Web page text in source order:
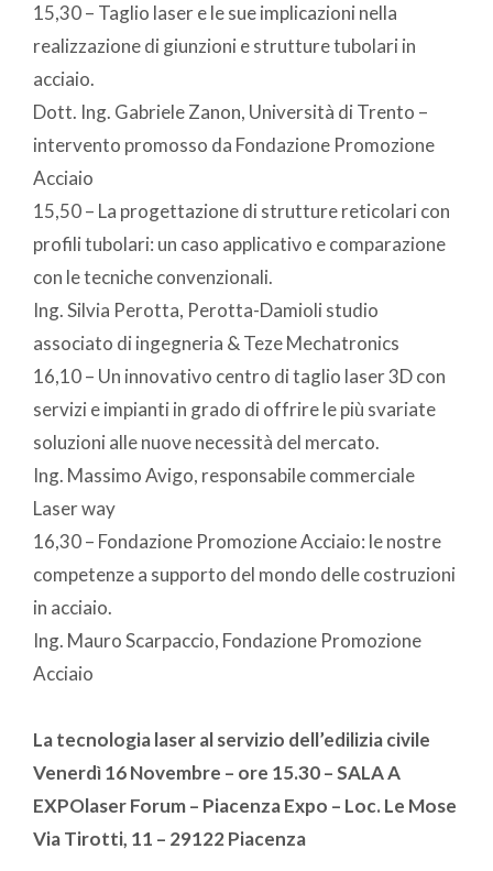
15,30 – Taglio laser e le sue implicazioni nella
realizzazione di giunzioni e strutture tubolari in
acciaio.
Dott. Ing. Gabriele Zanon, Università di Trento –
intervento promosso da Fondazione Promozione
Acciaio
15,50 – La progettazione di strutture reticolari con
profili tubolari: un caso applicativo e comparazione
con le tecniche convenzionali.
Ing. Silvia Perotta, Perotta-Damioli studio
associato di ingegneria & Teze Mechatronics
16,10 – Un innovativo centro di taglio laser 3D con
servizi e impianti in grado di offrire le più svariate
soluzioni alle nuove necessità del mercato.
Ing. Massimo Avigo, responsabile commerciale
Laser way
16,30 – Fondazione Promozione Acciaio: le nostre
competenze a supporto del mondo delle costruzioni
in acciaio.
Ing. Mauro Scarpaccio, Fondazione Promozione
Acciaio
La tecnologia laser al servizio dell’edilizia civile
Venerdì 16 Novembre – ore 15.30 – SALA A
EXPOlaser Forum – Piacenza Expo – Loc. Le Mose
Via Tirotti, 11 – 29122 Piacenza